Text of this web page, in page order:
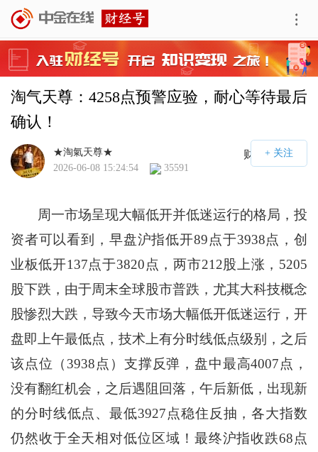
淘气天尊：4258点预警应验，耐心等待最后
确认！
财经号APP
★淘氣天尊★
2026-06-08 15:24:54
35591
周一市场呈现大幅低开并低迷运行的格局，投
资者可以看到，早盘沪指低开89点于3938点，创
业板低开137点于3820点，两市212股上涨，5205
股下跌，由于周末全球股市普跌，尤其大科技概念
股惨烈大跌，导致今天市场大幅低开低迷运行，开
盘即上午最低点，技术上有分时线低点级别，之后
该点位（3938点）支撑反弹，盘中最高4007点，
没有翻红机会，之后遇阻回落，午后新低，出现新
的分时线低点、最低3927点稳住反抽，各大指数
仍然收于全天相对低位区域！最终沪指收跌68点